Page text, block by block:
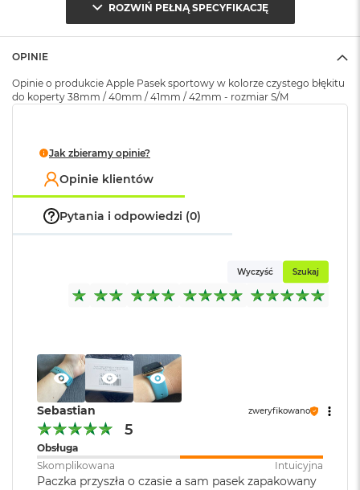
A
3
c
o
o
k
A
i
ł
u
g
k
o
l
o
r
u
Opakowanie
(pudełko):
Serwisowe
ROZWIŃ PEŁNĄ SPECYFIKACJĘ
OPINIE
Opinie o produkcie Apple Pasek sportowy w kolorze czystego błękitu
do koperty 38mm / 40mm / 41mm / 42mm - rozmiar S/M
Jak zbieramy opinie?
Opinie klientów
Pytania i odpowiedzi (0)
Wyczyść Szukaj
Sebastian zweryfikowano
5
Obsługa
Skomplikowana
Intuicyjna
Paczka przyszła o czasie a sam pasek zapakowany